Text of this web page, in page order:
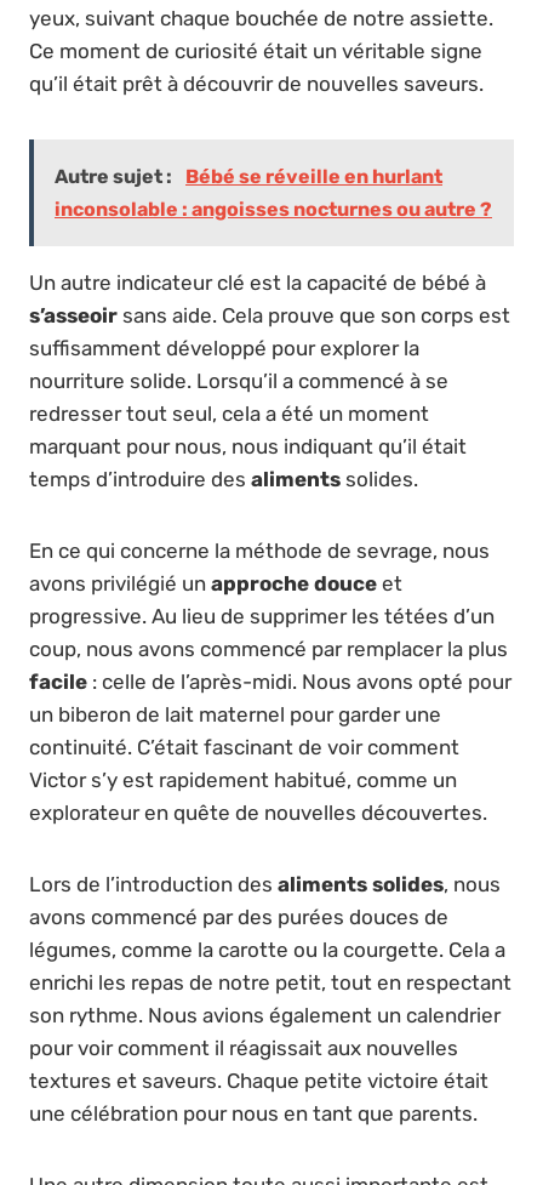
yeux, suivant chaque bouchée de notre assiette.
Ce moment de curiosité était un véritable signe
qu’il était prêt à découvrir de nouvelles saveurs.
Autre sujet :
Bébé se réveille en hurlant
inconsolable : angoisses nocturnes ou autre ?
Un autre indicateur clé est la capacité de bébé à
s’asseoir sans aide. Cela prouve que son corps est
suffisamment développé pour explorer la
nourriture solide. Lorsqu’il a commencé à se
redresser tout seul, cela a été un moment
marquant pour nous, nous indiquant qu’il était
temps d’introduire des aliments solides.
En ce qui concerne la méthode de sevrage, nous
avons privilégié un approche douce et
progressive. Au lieu de supprimer les tétées d’un
coup, nous avons commencé par remplacer la plus
facile : celle de l’après-midi. Nous avons opté pour
un biberon de lait maternel pour garder une
continuité. C’était fascinant de voir comment
Victor s’y est rapidement habitué, comme un
explorateur en quête de nouvelles découvertes.
Lors de l’introduction des aliments solides, nous
avons commencé par des purées douces de
légumes, comme la carotte ou la courgette. Cela a
enrichi les repas de notre petit, tout en respectant
son rythme. Nous avions également un calendrier
pour voir comment il réagissait aux nouvelles
textures et saveurs. Chaque petite victoire était
une célébration pour nous en tant que parents.